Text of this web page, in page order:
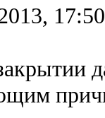
17:50